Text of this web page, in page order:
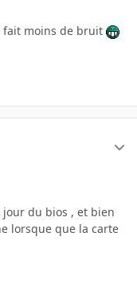
fait moins de bruit
du bios , et bien
lorsque que la carte